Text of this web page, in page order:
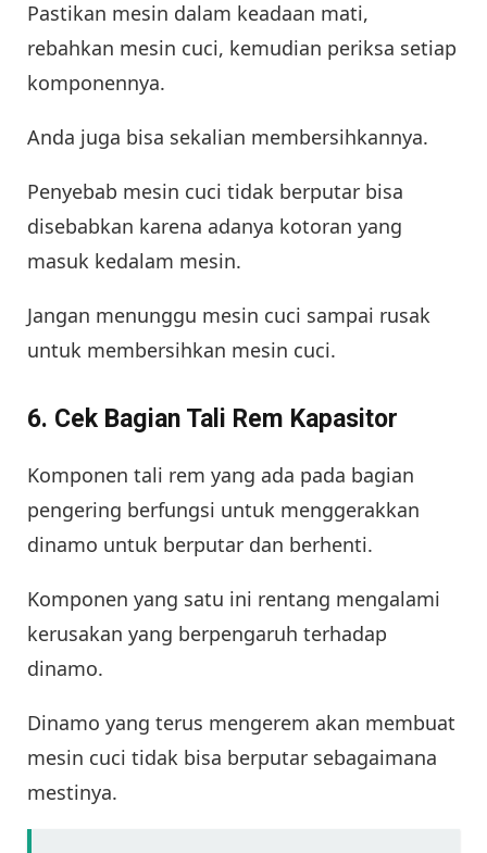
Pastikan mesin dalam keadaan mati,
rebahkan mesin cuci, kemudian periksa setiap
komponennya.
Anda juga bisa sekalian membersihkannya.
Penyebab mesin cuci tidak berputar bisa
disebabkan karena adanya kotoran yang
masuk kedalam mesin.
Jangan menunggu mesin cuci sampai rusak
untuk membersihkan mesin cuci.
6. Cek Bagian Tali Rem Kapasitor
Komponen tali rem yang ada pada bagian
pengering berfungsi untuk menggerakkan
dinamo untuk berputar dan berhenti.
Komponen yang satu ini rentang mengalami
kerusakan yang berpengaruh terhadap
dinamo.
Dinamo yang terus mengerem akan membuat
mesin cuci tidak bisa berputar sebagaimana
mestinya.